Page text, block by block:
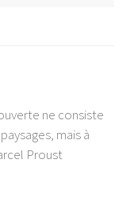
ne consiste
mais à
Proust